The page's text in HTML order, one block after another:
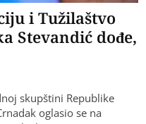
i Tužilaštvo
Stevandić dođe,
skupštini Republike
oglasio se na